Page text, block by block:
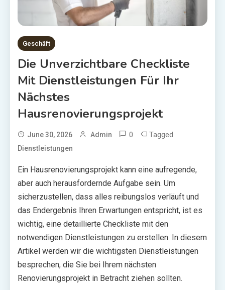
Geschäft
Die Unverzichtbare Checkliste
Mit Dienstleistungen Für Ihr
Nächstes
Hausrenovierungsprojekt
June 30, 2026 Admin 0 Tagged
Dienstleistungen
Ein Hausrenovierungsprojekt kann eine aufregende,
aber auch herausfordernde Aufgabe sein. Um
sicherzustellen, dass alles reibungslos verläuft und
das Endergebnis Ihren Erwartungen entspricht, ist es
wichtig, eine detaillierte Checkliste mit den
notwendigen Dienstleistungen zu erstellen. In diesem
Artikel werden wir die wichtigsten Dienstleistungen
besprechen, die Sie bei Ihrem nächsten
Renovierungsprojekt in Betracht ziehen sollten.